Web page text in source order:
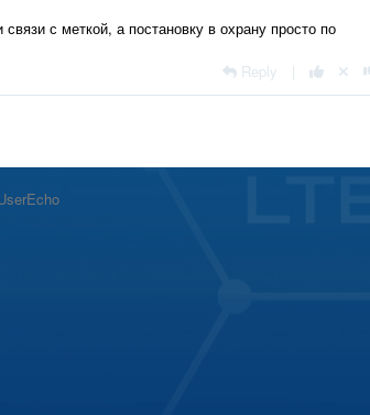
с меткой, а постановку в охрану просто по
Reply